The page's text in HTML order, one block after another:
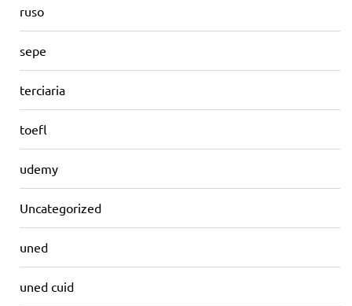
ruso
sepe
terciaria
toefl
udemy
Uncategorized
uned
uned cuid